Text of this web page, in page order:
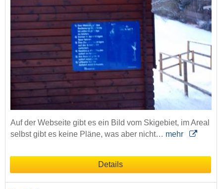
Auf der Webseite gibt es ein Bild vom Skigebiet, im Areal
selbst gibt es keine Pläne, was aber nicht… mehr
Details